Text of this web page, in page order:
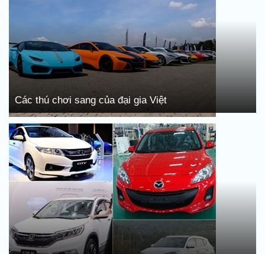
Các thú chơi sang của đại gia Việt